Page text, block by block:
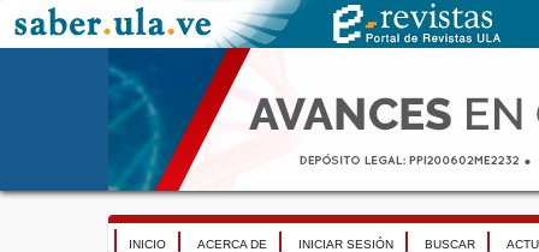
INICIO ACERCA DE INICIAR SESIÓN BUSCAR